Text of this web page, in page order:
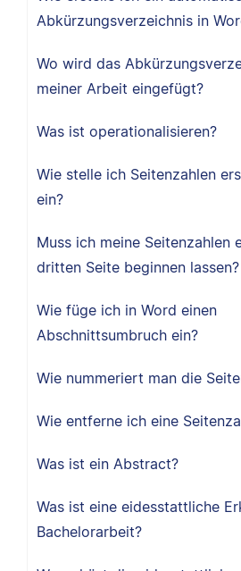
Abkürzungsverzeichnis in
Wo wird das
meiner Arbeit eingefügt?
Was ist operationalisieren?
Wie stelle ich Seitenzahlen
ein?
Muss ich meine Seitenzahlen
dritten Seite beginnen lassen?
Wie füge ich in Word einen
Abschnittsumbruch ein?
Wie nummeriert man die
Wie entferne ich eine
Was ist ein Abstract?
Was ist eine eidesstattliche
Bachelorarbeit?